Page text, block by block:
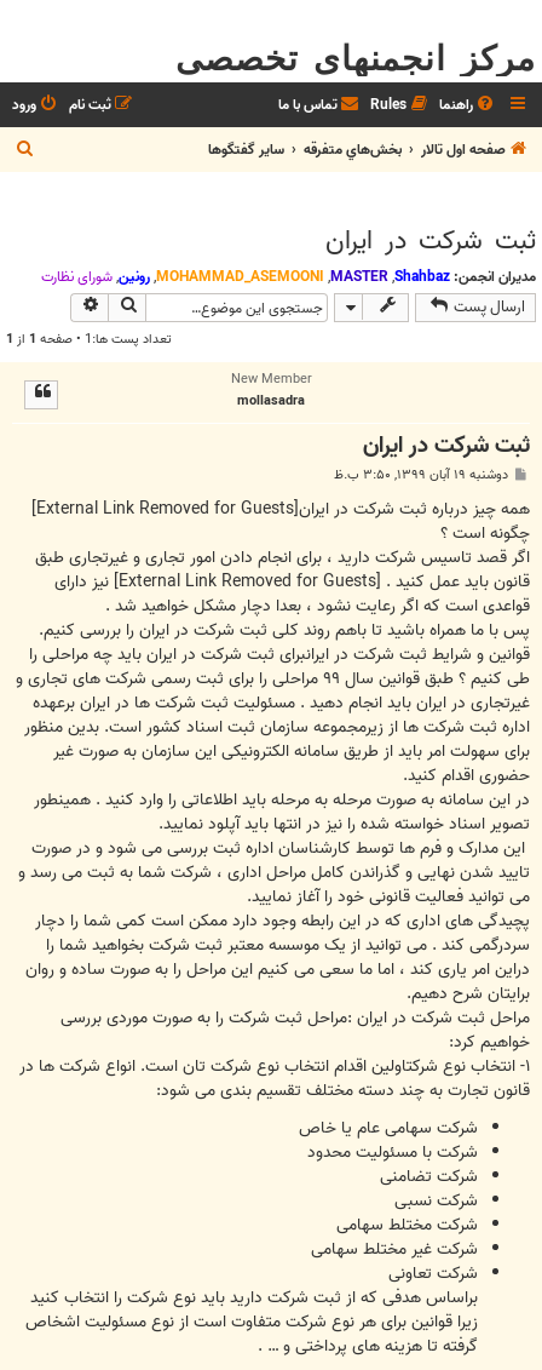
مرکز انجمنهای تخصصی
راهنما Rules تماس با ما ورود
ثبت نام
صفحه اول تالار
بخش‌‌هاي متفرقه ساير گفتگوها
س
ثبت شرکت در ایران
مدیران انجمن: Shahbaz
,
MASTER
,
MOHAMMAD_ASEMOONI
,رونین,شوراي نظارت
ارسال پست جستجو
تعداد پست ها:1 • صفحه 1 از 1
New Member
mollasadra
ثبت شرکت در ایران
ت
دوشنبه ۱۹ آبان ۱۳۹۹, ۳:۵۰ ب.ظ
همه چیز درباره ثبت شرکت در ایران[External Link Removed for Guests]
چگونه است ؟
اگر قصد تاسیس شرکت دارید ، برای انجام دادن امور تجاری و غیرتجاری طبق
قانون باید عمل کنید . [External Link Removed for Guests]
نیز دارای
قواعدی است که اگر رعایت نشود ، بعدا دچار مشکل خواهید شد .
پس با ما همراه باشید تا باهم روند کلی ثبت شرکت در ایران را بررسی کنیم.
قوانین و شرایط ثبت شرکت در ایرانبرای ثبت شرکت در ایران باید چه مراحلی را
طی کنیم ؟ طبق قوانین سال ۹۹ مراحلی را برای ثبت رسمی شرکت های تجاری و
غیرتجاری در ایران باید انجام دهید . مسئولیت ثبت شرکت ها در ایران برعهده
اداره ثبت شرکت ها از زیرمجموعه سازمان ثبت اسناد کشور است. بدین منظور
برای سهولت امر باید از طریق سامانه الکترونیکی این سازمان به صورت غیر
حضوری اقدام کنید.
در این سامانه به صورت مرحله به مرحله باید اطلاعاتی را وارد کنید . همینطور
تصویر اسناد خواسته شده را نیز در انتها باید آپلود نمایید.
این مدارک و فرم ها توسط کارشناسان اداره ثبت بررسی می شود و در صورت
تایید شدن نهایی و گذراندن کامل مراحل اداری ، شرکت شما به ثبت می رسد و
می توانید فعالیت قانونی خود را آغاز نمایید.
پچیدگی های اداری که در این رابطه وجود دارد ممکن است کمی شما را دچار
سردرگمی کند . می توانید از یک موسسه معتبر ثبت شرکت بخواهید شما را
دراین امر یاری کند ، اما ما سعی می کنیم این مراحل را به صورت ساده و روان
برایتان شرح دهیم.
مراحل ثبت شرکت در ایران :مراحل ثبت شرکت را به صورت موردی بررسی
خواهیم کرد:
۱- انتخاب نوع شرکتاولین اقدام انتخاب نوع شرکت تان است. انواع شرکت ها در
قانون تجارت به چند دسته مختلف تقسیم بندی می شود:
شرکت سهامی عام یا خاص
شرکت با مسئولیت محدود
شرکت تضامنی
شرکت نسبی
شرکت مختلط سهامی
شرکت غیر مختلط سهامی
شرکت تعاونی
براساس هدفی که از ثبت شرکت دارید باید نوع شرکت را انتخاب کنید
زیرا قوانین برای هر نوع شرکت متفاوت است از نوع مسئولیت اشخاص
گرفته تا هزینه های پرداختی و … .